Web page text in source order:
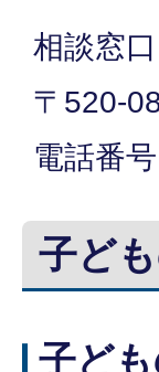
相談窓口
〒520-
電話番
子ど
子ど